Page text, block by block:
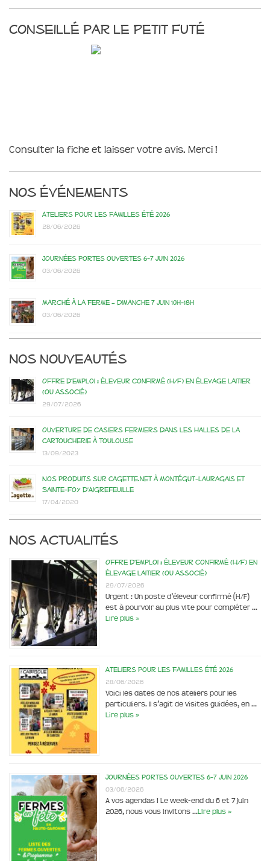
Conseillé par le Petit Futé
Consulter la fiche et laisser votre avis. Merci !
Nos événements
Ateliers pour les familles été 2026
28/06/2026
Journées portes ouvertes 6-7 juin 2026
03/06/2026
Marché à la ferme – dimanche 7 juin 10h-18h
03/06/2026
Nos nouveautés
Offre d’emploi : éleveur confirmé (H/F) en élevage laitier
(ou associé)
29/07/2026
Ouverture de casiers fermiers dans les Halles de la
Cartoucherie à Toulouse
13/09/2023
Nos produits sur Cagette.net à Montégut-Lauragais et
Sainte-Foy d’Aigrefeuille
17/04/2020
Nos actualités
Offre d’emploi : éleveur confirmé (H/F) en
élevage laitier (ou associé)
29/07/2026
Urgent : Un poste d’éleveur confirmé (H/F)
est à pourvoir au plus vite pour compléter …
Lire plus »
Ateliers pour les familles été 2026
28/06/2026
Voici les dates de nos ateliers pour les
particuliers. Il s’agit de visites guidées, en …
Lire plus »
Journées portes ouvertes 6-7 juin 2026
03/06/2026
A vos agendas ! Le week-end du 6 et 7 juin
2026, nous vous invitons …Lire plus »